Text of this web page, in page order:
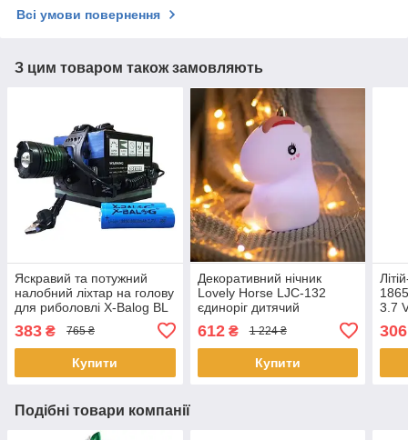
Всі умови повернення
З цим товаром також замовляють
Яскравий та потужний
налобний ліхтар на голову
для риболовлі X-Balog BL
18650 х 2 USB
383 ₴ 765 ₴
Купити
Декоративний нічник
Lovely Horse LJC-132
єдиноріг дитячий
для сну білий іграшка
612₴ 1 224 ₴
Купити
3.7
306
Подібні товари компанії